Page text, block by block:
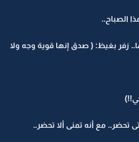
الصباح..
زفر بغيظ: ( صدق إنها قوية وجه ولا
تحضر.. مع أنه تمنى ألا تحضر..